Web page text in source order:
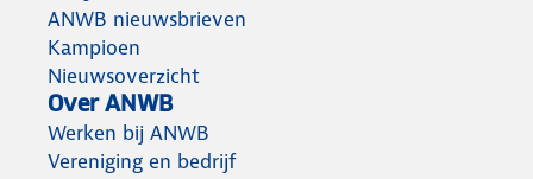
ANWB nieuwsbrieven
Kampioen
Nieuwsoverzicht
Over ANWB
Werken bij ANWB
Vereniging en bedrijf